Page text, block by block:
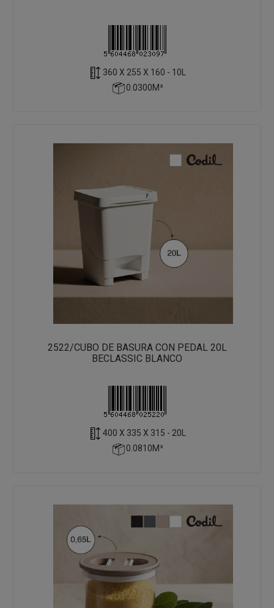
360 X 255 X 160 - 10L
0.0300M³
2522/CUBO DE BASURA CON PEDAL 20L
BECLASSIC BLANCO
400 X 335 X 315 - 20L
0.0810M³